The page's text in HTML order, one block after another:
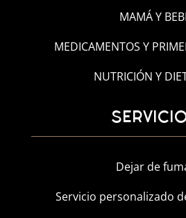
MAMÁ Y
MEDICAMENTOS Y
NUTRICIÓN Y
Dejar de
Servicio personalizado